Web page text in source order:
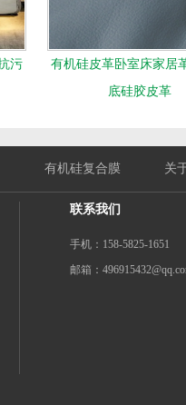
污
有机硅皮革卧室床家居
底硅胶皮革
有机硅复合膜 关
联系我们
手机：158-5825-1651
邮箱：